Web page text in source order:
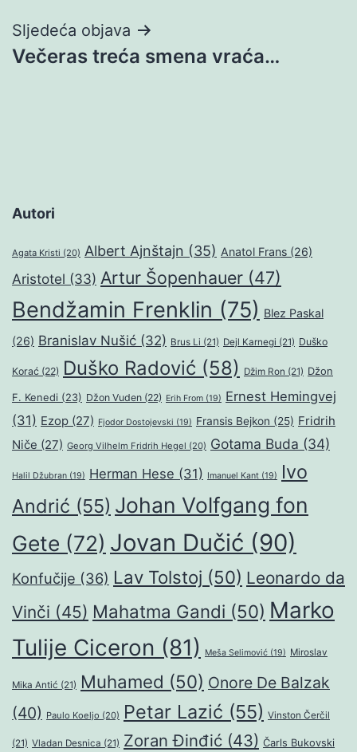
Sljedeća objava
Večeras treća smena vraća…
Autori
Agata Kristi (20) Albert Ajnštajn (35) Anatol Frans (26)
Aristotel (33) Artur Šopenhauer (47)
Bendžamin Frenklin (75) Blez Paskal
(26) Branislav Nušić (32) Brus Li (21) Dejl Karnegi (21) Duško
Korać (22) Duško Radović (58) Džim Ron (21) Džon
F. Kenedi (23) Džon Vuden (22) Erih From (19) Ernest Hemingvej
(31) Ezop (27) Fjodor Dostojevski (19) Fransis Bejkon (25) Fridrih
Niče (27) Georg Vilhelm Fridrih Hegel (20) Gotama Buda (34)
Halil Džubran (19) Herman Hese (31) Imanuel Kant (19)
Ivo
Andrić (55) Johan Volfgang fon
Gete (72) Jovan Dučić (90)
Konfučije (36) Lav Tolstoj (50) Leonardo da
Vinči (45) Mahatma Gandi (50) Marko
Tulije Ciceron (81) Meša Selimović (19) Miroslav
Mika Antić (21) Muhamed (50) Onore De Balzak
(40) Paulo Koeljo (20) Petar Lazić (55) Vinston Čerčil
(21) Vladan Desnica (21) Zoran Đinđić (43) Čarls Bukovski